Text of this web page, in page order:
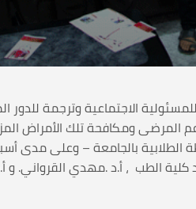
الاجتماعية وترجمة
المرضى ومكافحة تلك الأمراض
حيث نظم طلاب وطالبات قسم المختبرات مستوى 3، وقسم
الطب ، أ.د .مهدي القرواني. و